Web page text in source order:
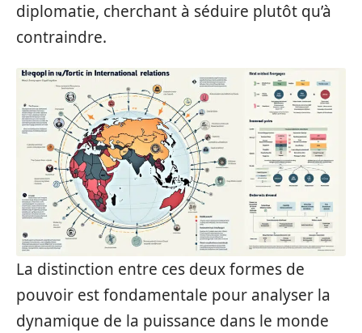
diplomatie, cherchant à séduire plutôt qu’à
contraindre.
La distinction entre ces deux formes de
pouvoir est fondamentale pour analyser la
dynamique de la puissance dans le monde